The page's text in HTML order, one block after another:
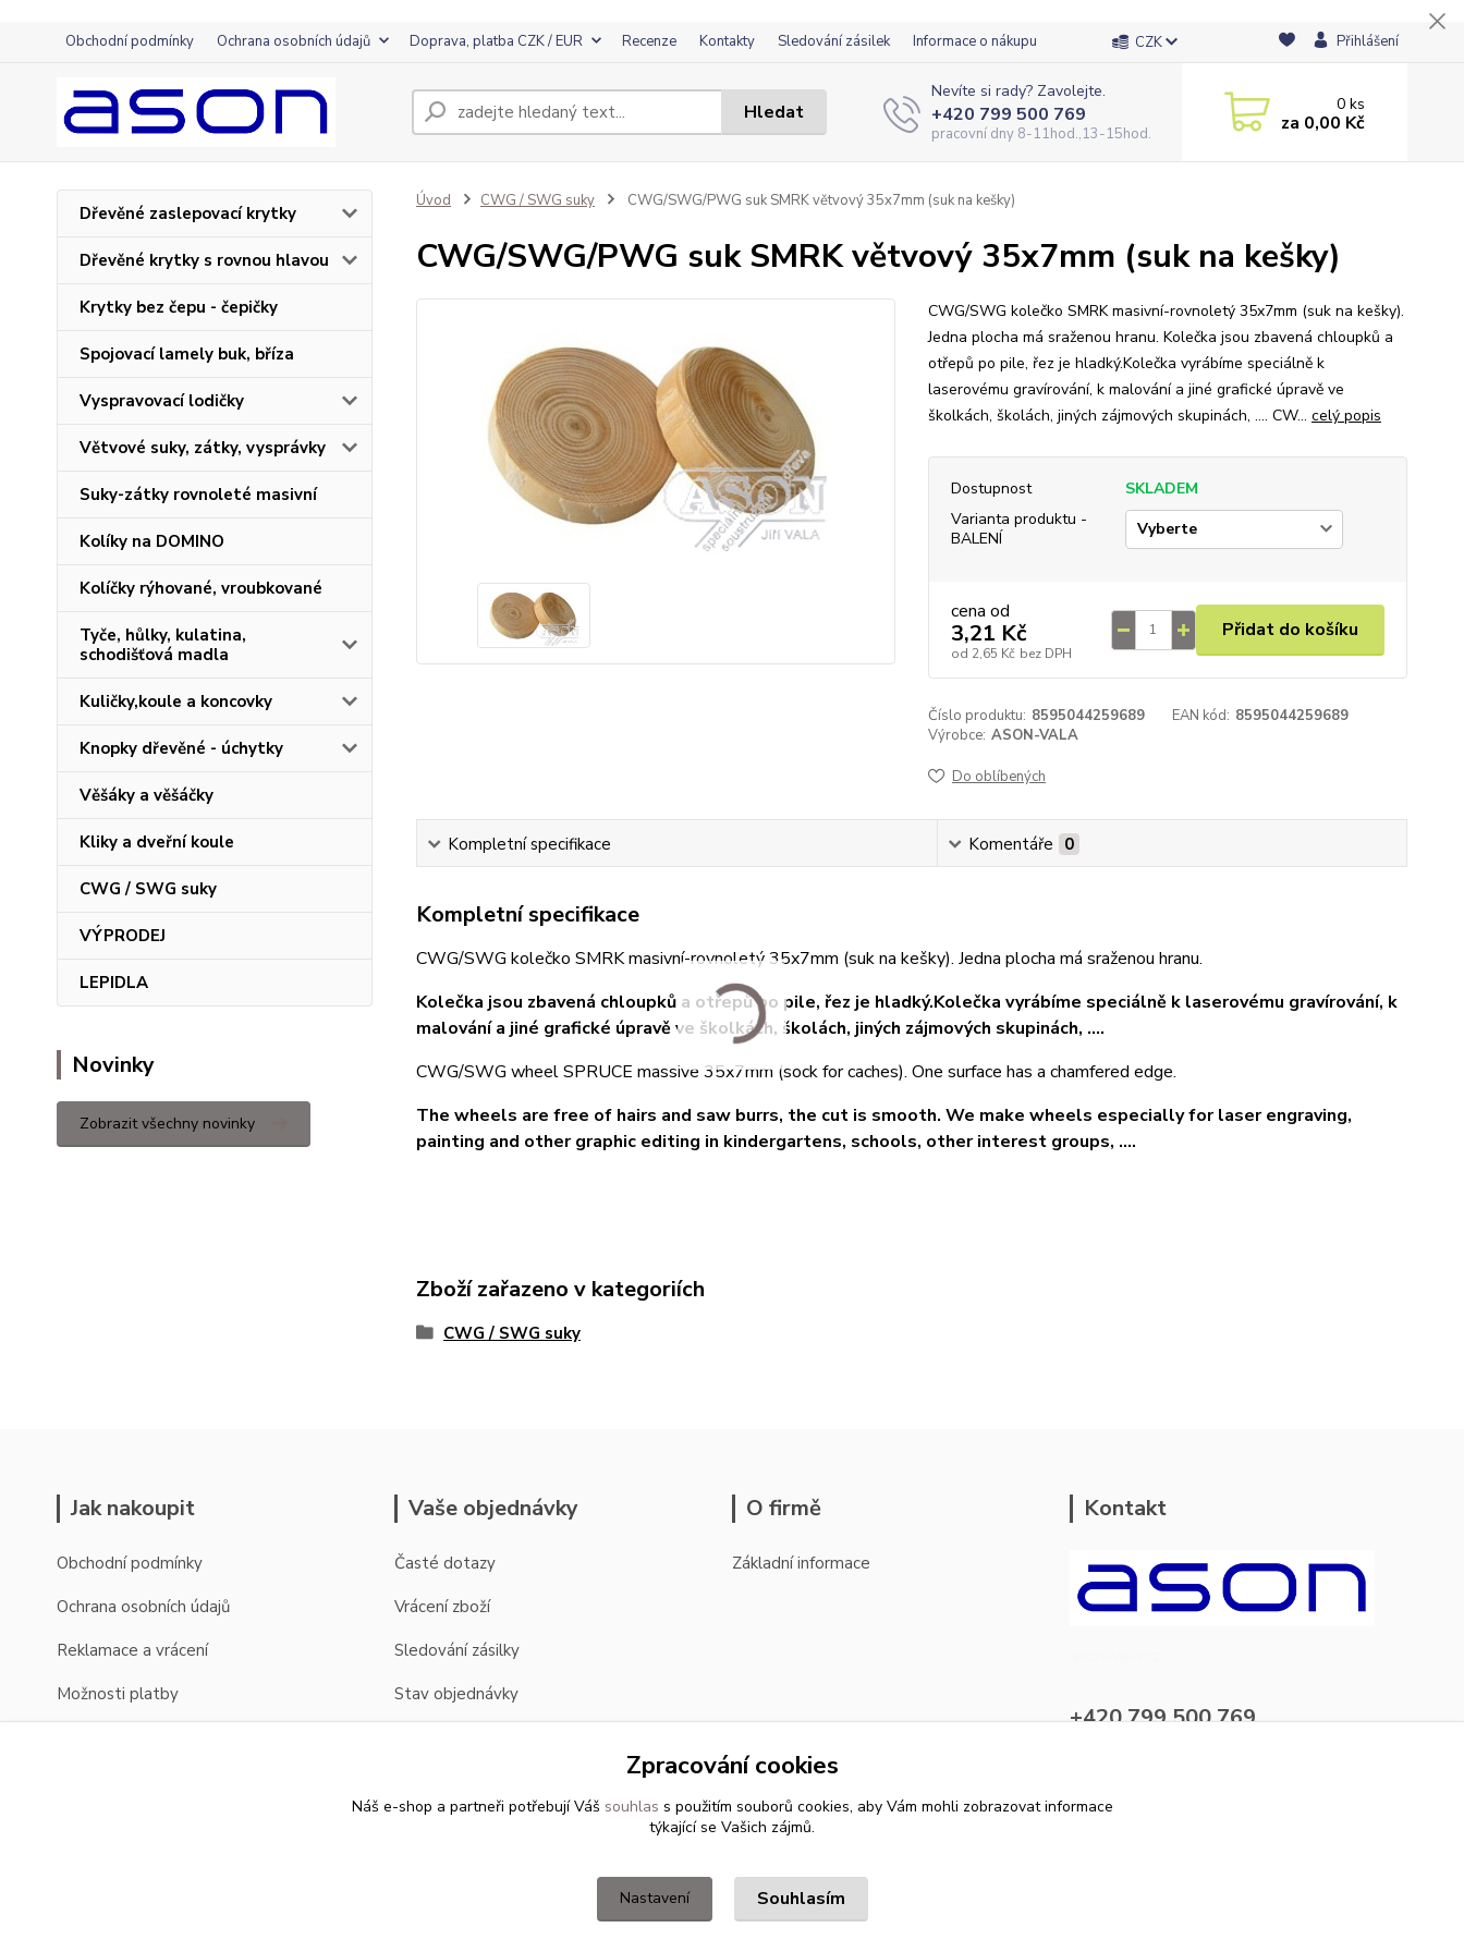
Obchodní podmínky Ochrana osobních údajů Doprava, platba CZK / EUR Recenze Kontakty Sledování zásilek Informace o nákupu CZK Přihlášení
Hledat
Nevíte si rady? Zavolejte.
+420 799 500 769
pracovní dny 8-11hod.,13-15hod.
0ks
za 0,00 Kč
Dřevěné zaslepovací krytky
Dřevěné krytky s rovnou hlavou
Krytky bez čepu - čepičky
Spojovací lamely buk, bříza
Vyspravovací lodičky
Větvové suky, zátky, vysprávky
Suky-zátky rovnoleté masivní
Kolíky na DOMINO
Kolíčky rýhované, vroubkované
Tyče, hůlky, kulatina,
schodišťová madla
Kuličky,koule a koncovky
Knopky dřevěné - úchytky
Věšáky a věšáčky
Kliky a dveřní koule
CWG / SWG suky
VÝPRODEJ
LEPIDLA
Novinky
Zobrazit všechny novinky
Úvod CWG / SWG suky CWG/SWG/PWG suk SMRK větvový 35x7mm (suk na kešky)
CWG/SWG/PWG suk SMRK větvový 35x7mm (suk na kešky)
CWG/SWG kolečko SMRK masivní-rovnoletý 35x7mm (suk na kešky).
Jedna plocha má sraženou hranu. Kolečka jsou zbavená chloupků a
otřepů po pile, řez je hladký.Kolečka vyrábíme speciálně k
laserovému gravírování, k malování a jiné grafické úpravě ve
školkách, školách, jiných zájmových skupinách, .... CW... celý popis
Dostupnost
SKLADEM
Varianta produktu -
BALENÍ
cena od
3,21 Kč
od 2,65 Kč bez DPH
Přidat do košíku
Číslo produktu: 8595044259689 EAN kód: 8595044259689
Výrobce: ASON-VALA
Do oblíbených
Kompletní specifikace Komentáře 0
Kompletní specifikace
CWG/SWG kolečko SMRK masivní-rovnoletý 35x7mm (suk na kešky). Jedna plocha má sraženou hranu.
Kolečka jsou zbavená chloupků a otřepů po pile, řez je hladký.Kolečka vyrábíme speciálně k laserovému gravírování, k
malování a jiné grafické úpravě ve školkách, školách, jiných zájmových skupinách, ....
CWG/SWG wheel SPRUCE massive 35x7mm (sock for caches). One surface has a chamfered edge.
The wheels are free of hairs and saw burrs, the cut is smooth. We make wheels especially for laser engraving,
painting and other graphic editing in kindergartens, schools, other interest groups, ....
Zboží zařazeno v kategoriích
CWG / SWG suky
Jak nakoupit
Obchodní podmínky
Ochrana osobních údajů
Reklamace a vrácení
Možnosti platby
Vaše objednávky
Časté dotazy
Vrácení zboží
Sledování zásilky
Stav objednávky
O firmě
Základní informace
Kontakt
+420 799 500 769
Zpracování cookies
Náš e-shop a partneři potřebují Váš souhlas s použitím souborů cookies, aby Vám mohli zobrazovat informace
týkající se Vašich zájmů.
Nastavení Souhlasím